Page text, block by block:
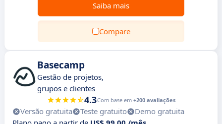
Saiba mais
Compare
Basecamp
Gestão de projetos,
grupos e clientes
4.3Com base em +200 avaliações
Versão gratuita Teste gratuito
Demo gratuita